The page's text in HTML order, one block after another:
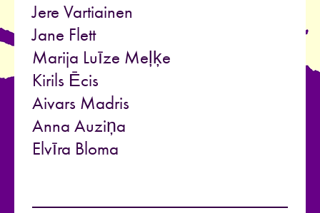
Jere Vartiainen
Jane Flett
Marija Luīze Meļķe
Kirils Ēcis
Aivars Madris
Anna Auziņa
Elvīra Bloma